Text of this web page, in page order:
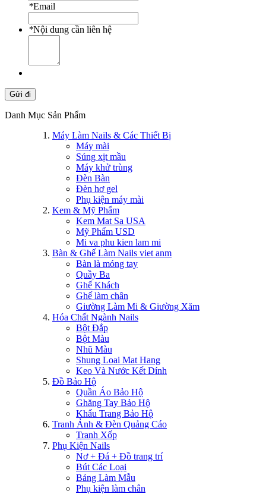
*Email
*Nội dung cần liên hệ
Gửi đi
Danh Mục Sản Phẩm
Máy Làm Nails & Các Thiết Bị
Máy mài
Súng xịt mầu
Máy khử trùng
Đèn Bàn
Đèn hơ gel
Phụ kiện máy mài
Kem & Mỹ Phẩm
Kem Mat Sa USA
Mỹ Phẩm USD
Mi va phu kien lam mi
Bàn & Ghế Làm Nails viet anm
Bàn là móng tay
Quầy Ba
Ghế Khách
Ghế làm chân
Giường Làm Mi & Giường Xăm
Hóa Chất Ngành Nails
Bột Đắp
Bột Màu
Nhũ Màu
Shung Loai Mat Hang
Keo Và Nước Kết Dính
Đồ Bảo Hộ
Quần Áo Bảo Hộ
Ghăng Tay Bảo Hộ
Khẩu Trang Bảo Hộ
Tranh Ảnh & Đèn Quảng Cáo
Tranh Xốp
Phụ Kiện Nails
Nơ + Đá + Đồ trang trí
Bút Các Loại
Bảng Làm Mẫu
Phụ kiện làm chân